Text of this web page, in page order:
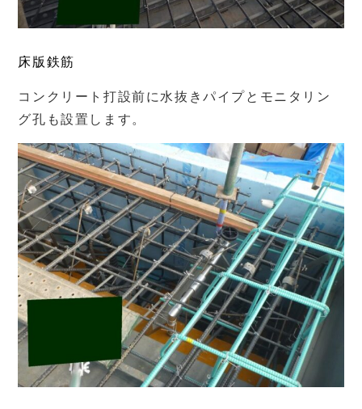
床版鉄筋
コンクリート打設前に水抜きパイプとモニタリン
グ孔も設置します。